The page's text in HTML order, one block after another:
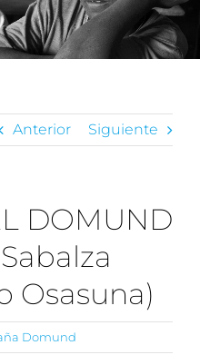
Anterior Siguiente
DOMUND
Osasuna)
Domund